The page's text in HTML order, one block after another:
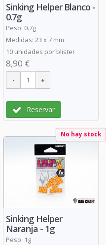
Sinking Helper Blanco -
0.7g
Peso: 0.7g
Medidas: 23 x 7 mm
10 unidades por blister
8,90 €
Reservar
No hay stock
Sinking Helper
Naranja - 1g
Peso: 1g